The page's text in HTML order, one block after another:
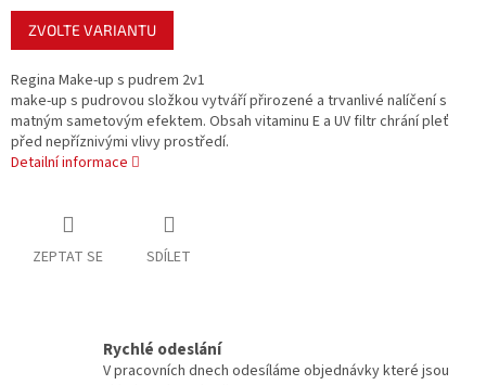
Měrná
cena:
ZVOLTE VARIANTU
Regina Make-up s pudrem 2v1
make-up s pudrovou složkou vytváří přirozené a trvanlivé nalíčení s
matným sametovým efektem. Obsah vitaminu E a UV filtr chrání pleť
před nepříznivými vlivy prostředí.
Detailní informace
ZEPTAT SE SDÍLET
Rychlé odeslání
V pracovních dnech odesíláme objednávky které jsou